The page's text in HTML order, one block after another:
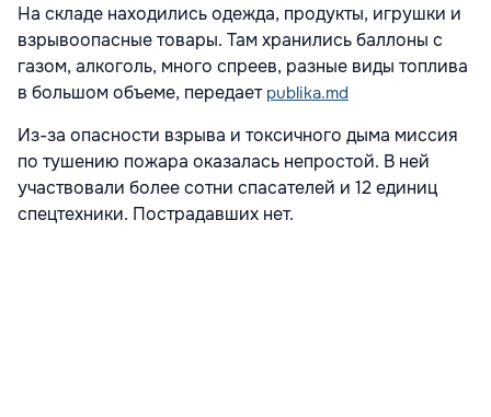
На складе находились одежда, продукты, игрушки и
взрывоопасные товары. Там хранились баллоны с
газом, алкоголь, много спреев, разные виды топлива
в большом объеме, передает publika.md
Из-за опасности взрыва и токсичного дыма миссия
по тушению пожара оказалась непростой. В ней
участвовали более сотни спасателей и 12 единиц
спецтехники. Пострадавших нет.